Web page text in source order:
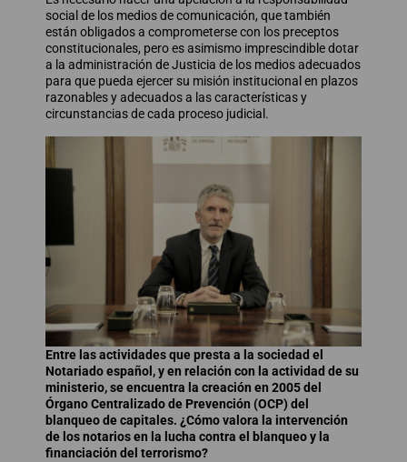
social de los medios de comunicación, que también
están obligados a comprometerse con los preceptos
constitucionales, pero es asimismo imprescindible dotar
a la administración de Justicia de los medios adecuados
para que pueda ejercer su misión institucional en plazos
razonables y adecuados a las características y
circunstancias de cada proceso judicial.
Entre las actividades que presta a la sociedad el
Notariado español, y en relación con la actividad de su
ministerio, se encuentra la creación en 2005 del
Órgano Centralizado de Prevención (OCP) del
blanqueo de capitales. ¿Cómo valora la intervención
de los notarios en la lucha contra el blanqueo y la
financiación del terrorismo?